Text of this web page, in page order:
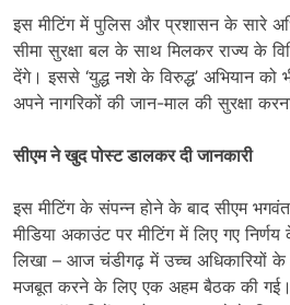
इस मीटिंग में पुलिस और प्रशासन के सारे
सीमा सुरक्षा बल के साथ मिलकर राज्य के
देंगे। इससे ‘युद्ध नशे के विरुद्ध’ अभियान को
अपने नागरिकों की जान-माल की सुरक्षा करना
सीएम ने खुद पोस्ट डालकर दी जानकारी
इस मीटिंग के संपन्न होने के बाद सीएम
मीडिया अकाउंट पर मीटिंग में लिए गए
लिखा – आज चंडीगढ़ में उच्च अधिकारियों के
मजबूत करने के लिए एक अहम बैठक की